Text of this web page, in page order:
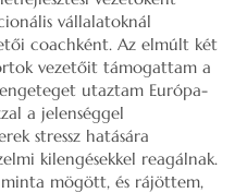
vállalatoknál
coachként. Az elmúlt két
vezetőit támogattam a
utaztam Európa-
a jelenséggel
stressz hatására
kilengésekkel reagálnak.
mögött, és rájöttem,